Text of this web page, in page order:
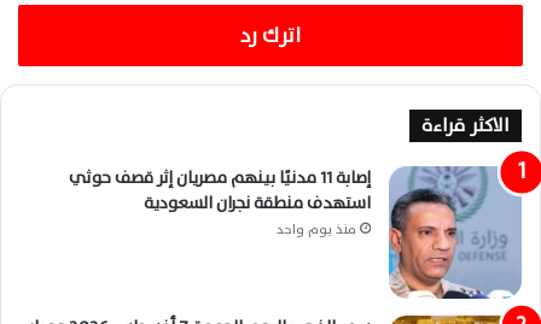
اترك رد
الاكثر قراءة
إصابة 11 مدنيًا بينهم مصريان إثر قصف حوثي
استهدف منطقة نجران السعودية
منذ يوم واحد